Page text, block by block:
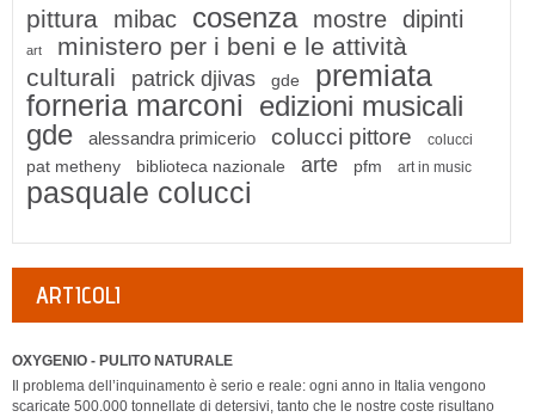
pittura mibac cosenza mostre dipinti
art
ministero per i beni e le attività
culturali
patrick djivas gde
premiata
forneria marconi edizioni musicali
gde
alessandra primicerio colucci pittore colucci
pat metheny biblioteca nazionale arte pfm art in music
pasquale colucci
ARTICOLI
OXYGENIO - PULITO NATURALE
Il problema dell’inquinamento è serio e reale: ogni anno in Italia vengono
scaricate 500.000 tonnellate di detersivi, tanto che le nostre coste risultano